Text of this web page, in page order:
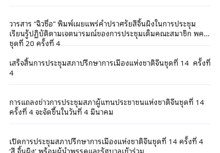
วารสาร “ฉิวซื่อ” พิมพ์เผยแพร่คำปราศรัยสีจิ้นผิงในการประชุม
เรียนรู้ปฏิบัติตามเจตนารมณ์ของการประชุมเต็มคณะสมาชิก พคจ.
ชุดที่ 20 ครั้งที่ 4
เสร็จสิ้นการประชุมสภาปรึกษาการเมืองแห่งชาติจีนชุดที่ 14 ครั้งที่
4
การแถลงข่าวการประชุมสภาผู้แทนประชาชนแห่งชาติจีนชุดที่ 14
ครั้งที่ 4 จะจัดขึ้นในวันที่ 4 มีนาคม
เปิดการประชุมสภาปรึกษาการเมืองแห่งชาติจีนชุดที่ 14 ครั้งที่ 4